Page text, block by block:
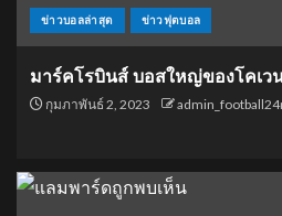
ข่าวบอลล่าสุด ข่าวฟุตบอล
มาร์คโรบินส์ บอสใหญ่ของโคเว
กุมภาพันธ์ 2, 2023